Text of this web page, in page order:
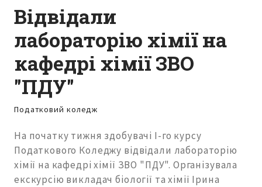
Відвідали
лабораторію хімії на
кафедрі хімії ЗВО
"ПДУ"
Податковий коледж
На початку тижня здобувачі І-го курсу
Податкового Коледжу відвідали лабораторію
хімії на кафедрі хімії ЗВО "ПДУ". Організувала
екскурсію викладач біології та хімії Ірина